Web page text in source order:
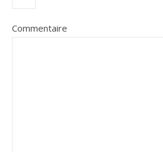
Commentaire